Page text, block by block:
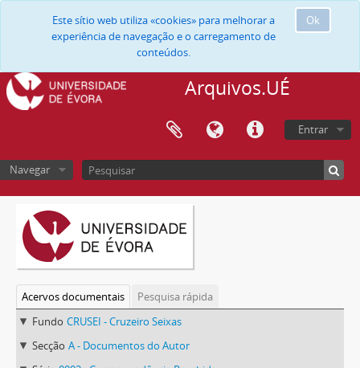
Ok
Este sítio web utiliza «cookies» para melhorar a
experiência de navegação e o carregamento de
conteúdos.
Arquivos.UÉ
Entrar
Navegar
Acervos documentais
Pesquisa rápida
Fundo CRUSEI - Cruzeiro Seixas
Secção A - Documentos do Autor